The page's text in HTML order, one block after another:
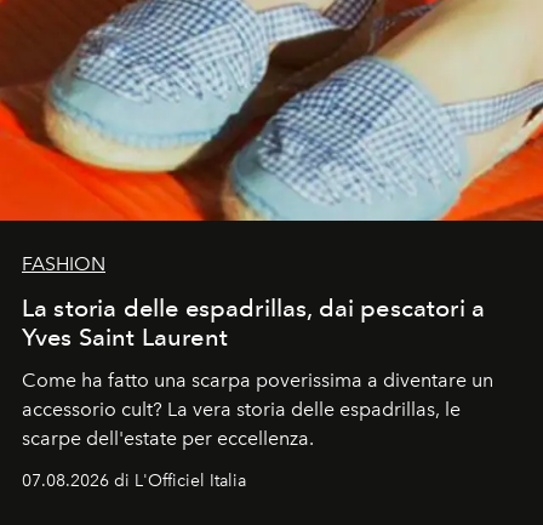
FASHION
La storia delle espadrillas, dai pescatori a
Yves Saint Laurent
Come ha fatto una scarpa poverissima a diventare un
accessorio cult? La vera storia delle espadrillas, le
scarpe dell'estate per eccellenza.
07.08.2026 di L'Officiel Italia